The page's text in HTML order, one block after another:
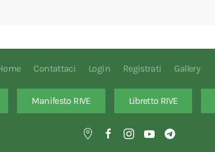
Contattaci Login Registrati Gallery
Manifesto RIVE Libretto RIVE